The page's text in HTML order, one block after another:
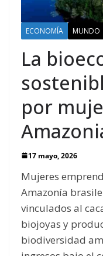
ECONOMÍA MUNDO
La
por
17 mayo, 2026
Mujeres
Amazonía
vinculados al
biojoyas y
biodiversidad